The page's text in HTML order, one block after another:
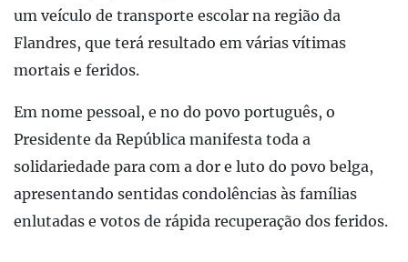
um veículo de transporte escolar na região da
Flandres, que terá resultado em várias vítimas
mortais e feridos.
Em nome pessoal, e no do povo português, o
Presidente da República manifesta toda a
solidariedade para com a dor e luto do povo belga,
apresentando sentidas condolências às famílias
enlutadas e votos de rápida recuperação dos feridos.